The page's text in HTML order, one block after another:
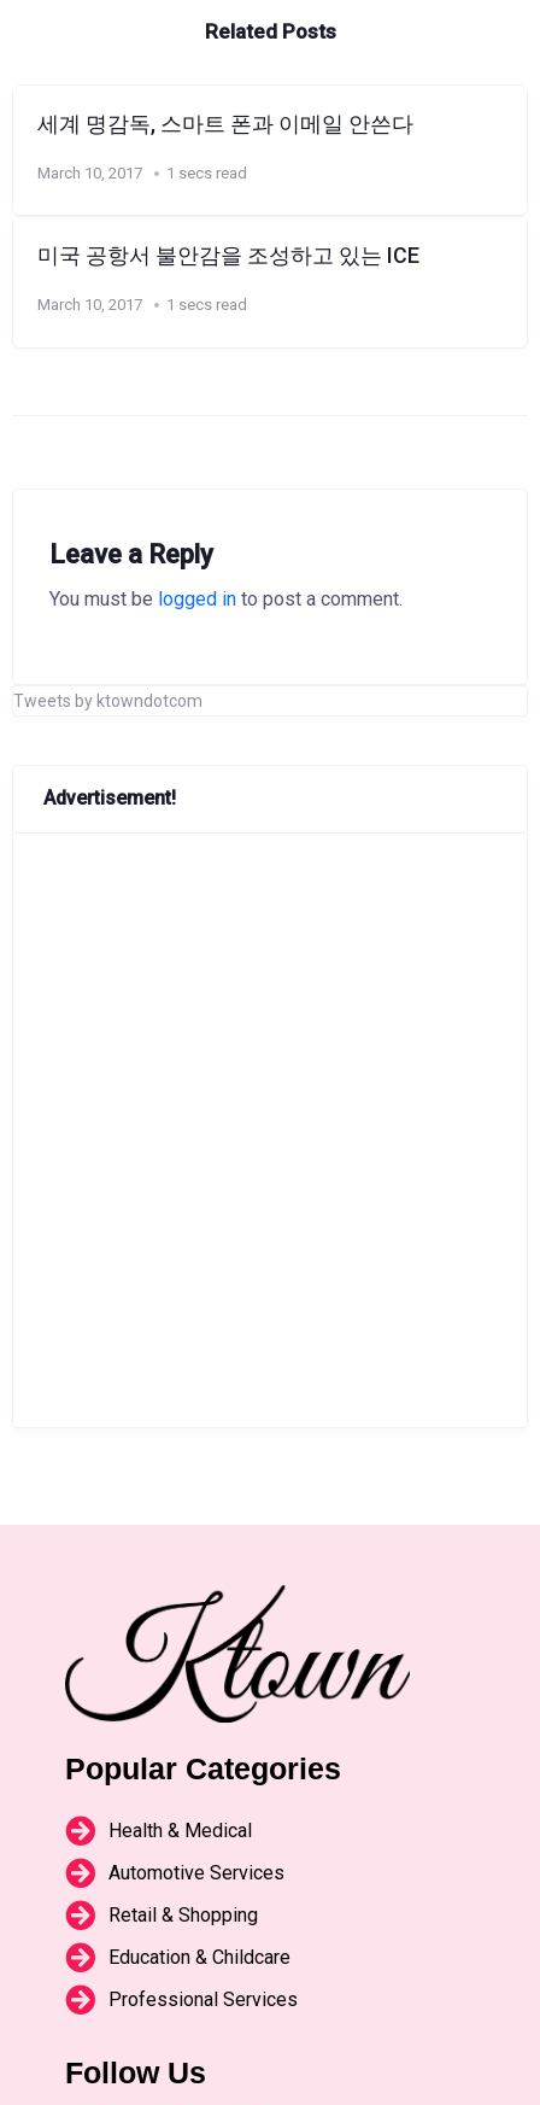
Related Posts
세계 명감독, 스마트 폰과 이메일 안쓴다
March 10, 2017 1 secs read
미국 공항서 불안감을 조성하고 있는 ICE
March 10, 2017 1 secs read
Leave a Reply
You must be logged in to post a comment.
Tweets by ktowndotcom
Advertisement!
Popular Categories
Health & Medical
Automotive Services
Retail & Shopping
Education & Childcare
Professional Services
Follow Us